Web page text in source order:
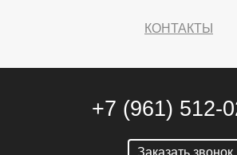
КОНТАКТЫ
+7 (961) 512-